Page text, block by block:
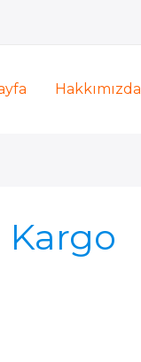
Hakkımızda
Kargo